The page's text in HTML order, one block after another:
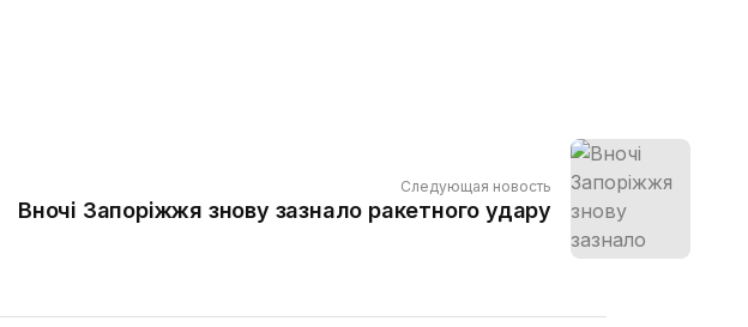
Следующая новость
Вночі Запоріжжя знову зазнало ракетного удару